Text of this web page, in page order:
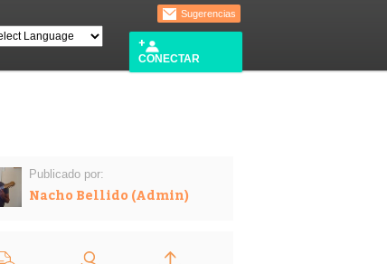
Sugerencias
CONECTAR
Publicado por:
Nacho Bellido (Admin)